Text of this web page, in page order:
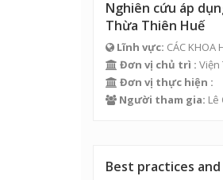
Nghiên cứu áp
Thừa Thiên Huế
Lĩnh vực: CÁC KHOA
Đơn vị chủ trì :
Đơn vị thực hiện :
Người tham gia: Lê
Best practices